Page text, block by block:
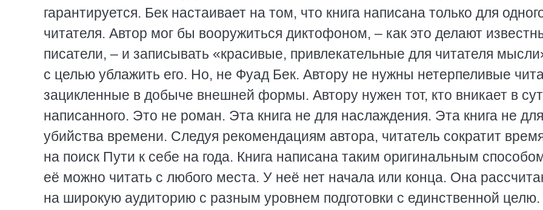
гарантируется. Бек настаивает на том, что книга написана только для
читателя. Автор мог бы вооружиться диктофоном, – как это делают
писатели, – и записывать «красивые, привлекательные для читателя
с целью ублажить его. Но, не Фуад Бек. Автору не нужны нетерпеливые
зацикленные в добыче внешней формы. Автору нужен тот, кто вникает в
написанного. Это не роман. Эта книга не для наслаждения. Эта книга не для
убийства времени. Следуя рекомендациям автора, читатель сократит
на поиск Пути к себе на года. Книга написана таким оригинальным
её можно читать с любого места. У неё нет начала или конца. Она
на широкую аудиторию с разным уровнем подготовки с единственной